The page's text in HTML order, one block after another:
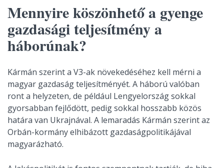
Mennyire köszönhető a gyenge
gazdasági teljesítmény a
háborúnak?
Kármán szerint a V3-ak növekedéséhez kell mérni a
magyar gazdaság teljesítményét. A háború valóban
ront a helyzeten, de például Lengyelország sokkal
gyorsabban fejlődött, pedig sokkal hosszabb közös
határa van Ukrajnával. A lemaradás Kármán szerint az
Orbán-kormány elhibázott gazdaságpolitikájával
magyarázható.